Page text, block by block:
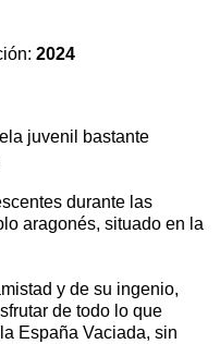
2024
juvenil bastante
durante las
aragonés, situado en la
y de su ingenio,
de todo lo que
España Vaciada, sin